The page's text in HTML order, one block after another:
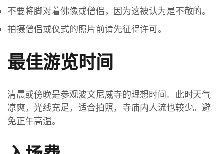
不要将脚对着佛像或僧侣，因为这被认为是不敬的。
拍摄僧侣或仪式的照片前请先征得许可。
最佳游览时间
清晨或傍晚是参观波文尼威寺的理想时间。此时天气
凉爽，光线充足，适合拍照，寺庙内人流也较少。避
免正午高温。